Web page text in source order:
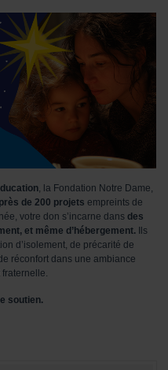
, la Fondation Notre Dame,
près de 200 projets empreints de
votre don s’incarne dans des
et même d’hébergement. Ils
d’isolement, de précarité de
réconfort dans une ambiance
soutien.